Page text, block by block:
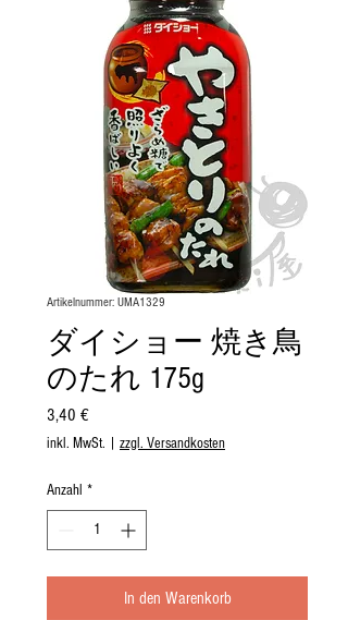
Artikelnummer: UMA1329
ダイショー 焼き鳥
のたれ 175g
3,40 €Preis
inkl. MwSt. zzgl. Versandkosten
Anzahl *
In den Warenkorb